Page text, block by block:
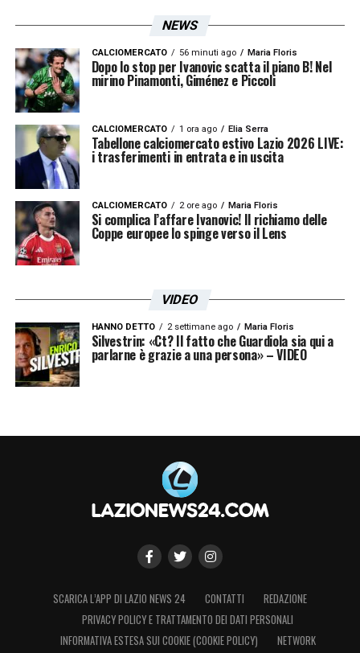
NEWS
CALCIOMERCATO 56 minuti ago Maria Floris
Dopo lo stop per Ivanovic scatta il piano B! Nel
mirino Pinamonti, Giménez e Piccoli
CALCIOMERCATO 1 ora ago Elia Serra
Tabellone calciomercato estivo Lazio 2026 LIVE:
i trasferimenti in entrata e in uscita
CALCIOMERCATO 2 ore ago Maria Floris
Si complica l’affare Ivanovic! Il richiamo delle
Coppe europee lo spinge verso il Lens
VIDEO
HANNO DETTO 2 settimane ago Maria Floris
Silvestrin: «Ct? Il fatto che Guardiola sia qui a
parlarne è grazie a una persona» – VIDEO
SCARICA L’APP DI LAZIO NEWS 24 CONTATTI
REDAZIONE
PRIVACY POLICY E TRATTAMENTO DEI DATI PERSONALI
INFORMATIVA ESTESA SUI COOKIE (COOKIE POLICY)
NETWORK